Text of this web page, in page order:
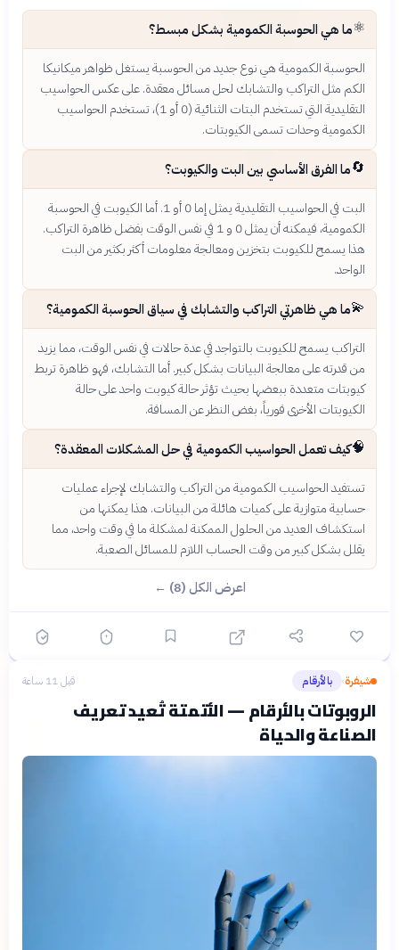
⚛️ما هي الحوسبة الكمومية بشكل مبسط؟
الحوسبة الكمومية هي نوع جديد من الحوسبة يستغل ظواهر ميكانيكا
الكم مثل التراكب والتشابك لحل مسائل معقدة. على عكس الحواسيب
التقليدية التي تستخدم البتات الثنائية (0 أو 1)، تستخدم الحواسيب
الكمومية وحدات تسمى الكيوبتات.
🔄ما الفرق الأساسي بين البت والكيوبت؟
البت في الحواسيب التقليدية يمثل إما 0 أو 1. أما الكيوبت في الحوسبة
الكمومية، فيمكنه أن يمثل 0 و 1 في نفس الوقت بفضل ظاهرة التراكب.
هذا يسمح للكيوبت بتخزين ومعالجة معلومات أكثر بكثير من البت
الواحد.
💫ما هي ظاهرتي التراكب والتشابك في سياق الحوسبة الكمومية؟
التراكب يسمح للكيوبت بالتواجد في عدة حالات في نفس الوقت، مما يزيد
من قدرته على معالجة البيانات بشكل كبير. أما التشابك، فهو ظاهرة تربط
كيوبتات متعددة ببعضها بحيث تؤثر حالة كيوبت واحد على حالة
الكيوبتات الأخرى فورياً، بغض النظر عن المسافة.
🧠كيف تعمل الحواسيب الكمومية في حل المشكلات المعقدة؟
تستفيد الحواسيب الكمومية من التراكب والتشابك لإجراء عمليات
حسابية متوازية على كميات هائلة من البيانات. هذا يمكنها من
استكشاف العديد من الحلول الممكنة لمشكلة ما في وقت واحد، مما
يقلل بشكل كبير من وقت الحساب اللازم للمسائل الصعبة.
اعرض الكل (8) ←
شيفرة› بالأرقام قبل 11 ساعة
الروبوتات بالأرقام — الأتمتة تُعيد تعريف
الصناعة والحياة